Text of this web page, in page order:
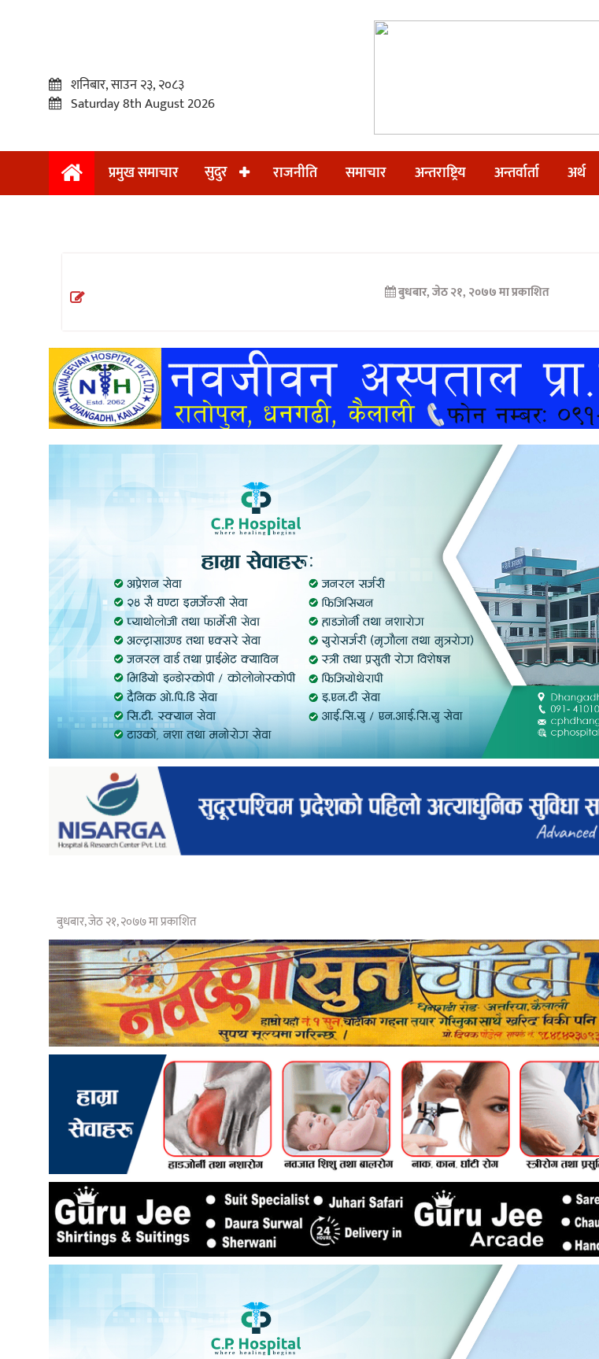
प्रमुख
अन्तराष्ट्रिय
अन्तर्वार्ता
खेलकुद
शनिबार, साउन २३, २०८३
Saturday 8th August 2026
प्रमुख समाचार सुदुर राजनीति समाचार अन्तराष्ट्रिय अन्तर्वार्ता अर्थ
बुधबार, जेठ २१, २०७७ मा प्रकाशित
बुधबार, जेठ २१, २०७७ मा प्रकाशित